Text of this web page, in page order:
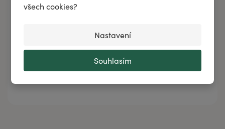
všech cookies?
Nastavení
Souhlasím
💣 Aktuální akce